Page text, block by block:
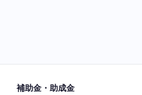
補助金・助成金